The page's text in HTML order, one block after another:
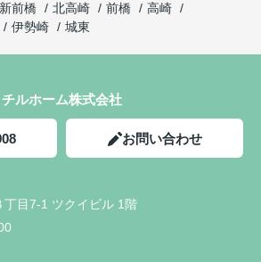
新前橋 北高崎 前橋
高崎
伊勢崎 城東
チルホーム株式会社
お問い合わせ
目7-1 ツクイビル 1階